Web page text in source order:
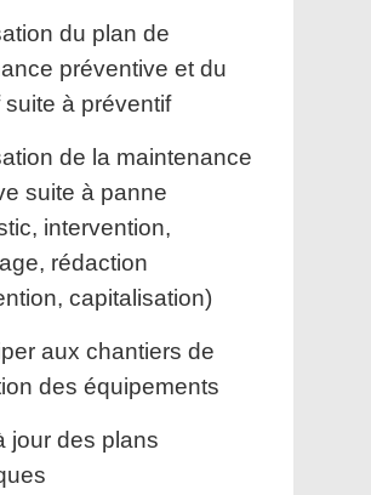
du plan de
préventive et du
suite à préventif
de la maintenance
suite à panne
intervention,
rédaction
capitalisation)
aux chantiers de
des équipements
jour des plans